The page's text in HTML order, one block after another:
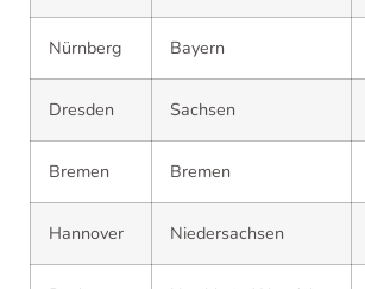
Nürnberg Bayern
Dresden Sachsen
Bremen Bremen
Hannover Niedersachsen